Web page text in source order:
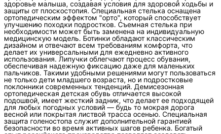
здоровье малыша, создавая условия для здоровой ходьбы и
защиты от плоскостопия. Специальная стелька оснащена
ортопедическим эффектом "орто", который способствует
улучшению походки подростков. Съемная стелька при
необходимости может быть заменена на индивидуальную
медицинскую модель. Ботинки обладают классическим
дизайном и отвечают всем требованиям комфорта, что
делает их универсальными для ежедневно активного
использования. Липучки облегчают процесс обувания,
обеспечивая надежную фиксацию даже для маленьких
пальчиков. Такими удобными решениями могут пользоваться
не только дети младшего возраста, но и подростковые
поклонники современных тенденций. Демисезонная
ортопедическая детская обувь отличается высокой
подошвой, имеет жесткий задник, что делает ее подходящей
для любых погодных условий — будь то мокрая дорога
весной или покрытая листвой трасса осенью. Специальная
защита голеностопа служит дополнительной гарантией
безопасности во время активных шагов ребенка. Богатый